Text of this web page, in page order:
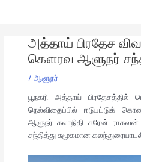
அத்தாய் பிரதேச
கௌரவ ஆளுநர்
/ ஆளுநர்
பூநகரி அத்தாய் பிரதேசத்தில்
நெல்விதைப்பில் ஈடுபட்டுக்
ஆளுநர் கலாநிதி சுரேன்
சந்தித்து சுமூகமான
navigation